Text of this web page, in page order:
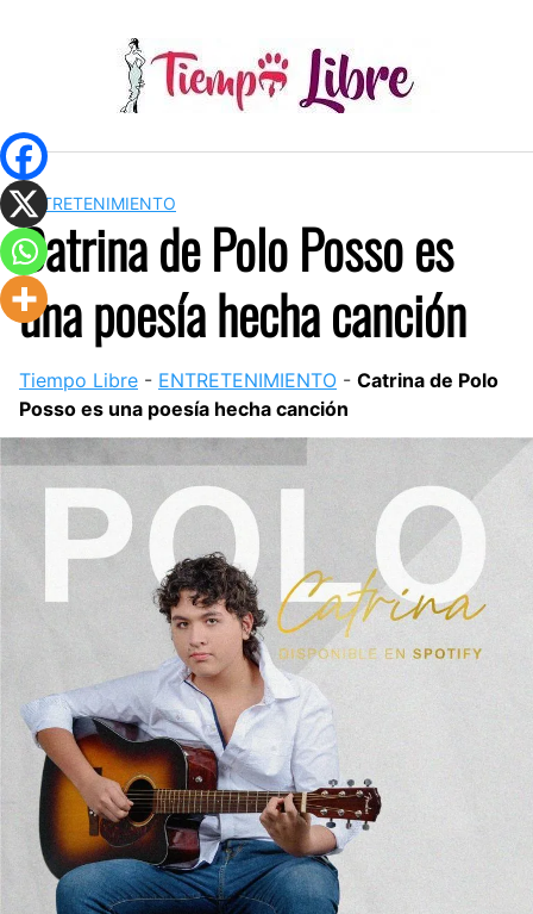
ENTRETENIMIENTO
Catrina de Polo Posso es
una poesía hecha canción
Tiempo Libre - ENTRETENIMIENTO - Catrina de Polo
Posso es una poesía hecha canción